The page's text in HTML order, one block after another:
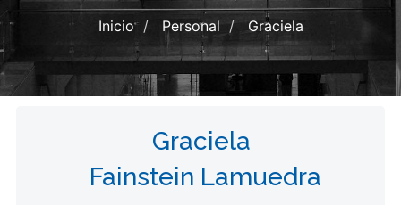
Inicio Personal Graciela
Graciela
Fainstein Lamuedra